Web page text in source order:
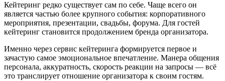
Кейтеринг редко существует сам по себе. Чаще всего он
является частью более крупного события: корпоративного
мероприятия, презентации, свадьбы, форума. Для гостей
кейтеринг становится продолжением бренда организатора.
Именно через сервис кейтеринга формируется первое и
зачастую самое эмоциональное впечатление. Манера общения
персонала, аккуратность, скорость реакции на запросы — всё
это транслирует отношение организатора к своим гостям.